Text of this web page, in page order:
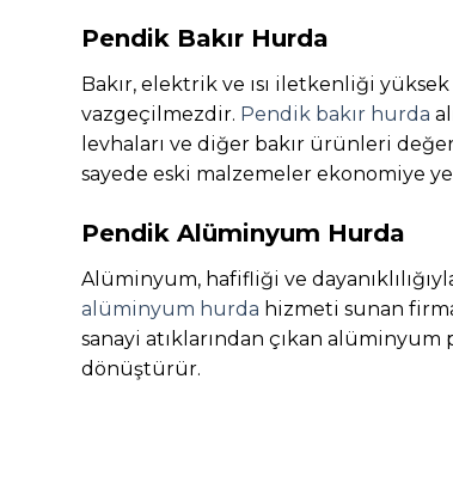
Pendik Bakır Hurda
Bakır, elektrik ve ısı iletkenliği
vazgeçilmezdir. Pendik bakır hurda
levhaları ve diğer bakır ürünleri
sayede eski malzemeler ekonomiye
Pendik Alüminyum Hurda
Alüminyum, hafifliği ve
alüminyum hurda hizmeti sunan
sanayi atıklarından çıkan
dönüştürür.